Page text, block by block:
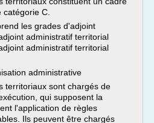
C.
les grades d'adjoint
administratif territorial
administratif territorial
administrative
territoriaux sont chargés de
qui supposent la
l'application de règles
Ils peuvent être chargés